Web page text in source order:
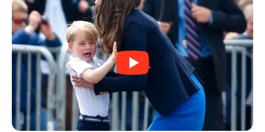
Angebote integriert. Wenn etwas darüber gebucht oder
gekauft wird, ist das eine Unterstützung, ohne dass sich
dadurch der Preis ändert.